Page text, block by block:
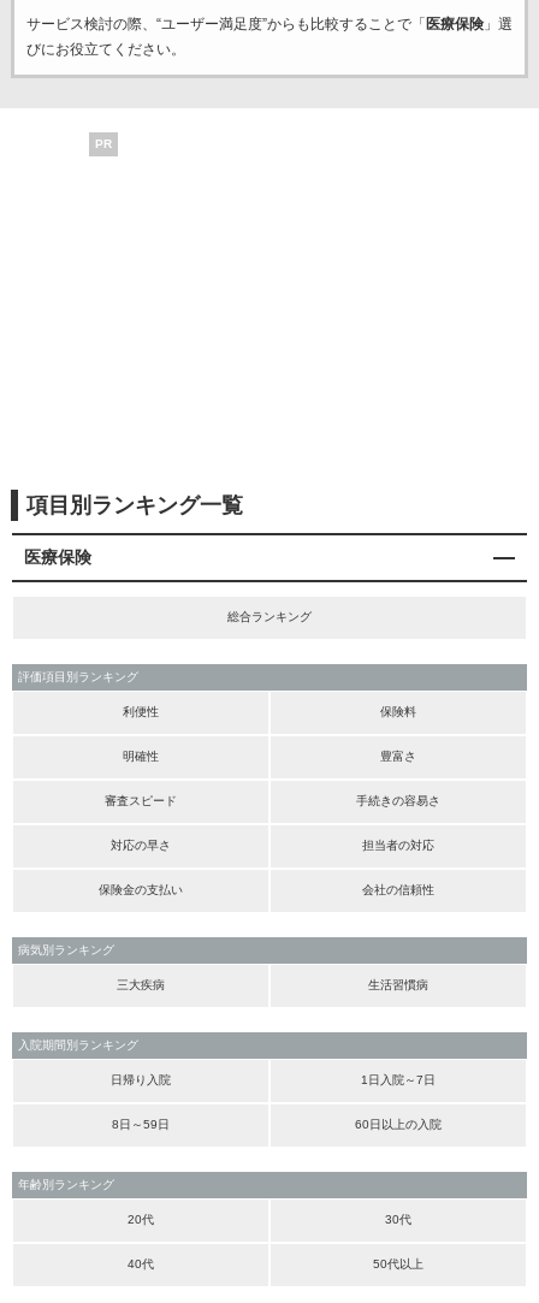
サービス検討の際、“ユーザー満足度”からも比較することで「 医療保険」選
びにお役立てください。
PR
項目別ランキング一覧
医療保険
総合ランキング
評価項目別ランキング
利便性 保険料
明確性 豊富さ
審査スピード 手続きの容易さ
対応の早さ 担当者の対応
保険金の支払い 会社の信頼性
病気別ランキング
三大疾病 生活習慣病
入院期間別ランキング
日帰り入院 1日入院～7日
8日～59日 60日以上の入院
年齢別ランキング
20代 30代
40代 50代以上